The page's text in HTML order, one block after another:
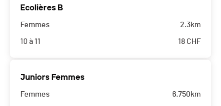
Ecolières B
Femmes
10 à 11
2.3km
18 CHF
Juniors Femmes
Femmes 6.750km